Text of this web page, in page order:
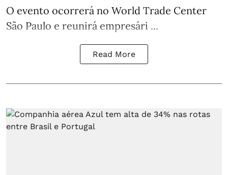
O evento ocorrerá no World Trade Center
São Paulo e reunirá empresári ...
Read More